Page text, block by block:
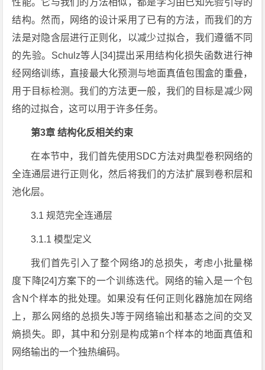
性能。它与我们的方法相似，都是学习由已知先验引导的
结构。然而，网络的设计采用了已有的方法，而我们的方
法是对隐含层进行正则化，以减少过拟合，我们遵循不同
的先验。Schulz等人[34]提出采用结构化损失函数进行神
经网络训练，直接最大化预测与地面真值包围盒的重叠，
用于目标检测。我们的方法更一般，我们的目标是减少网
络的过拟合，这可以用于许多任务。
第3章 结构化反相关约束
在本节中，我们首先使用SDC方法对典型卷积网络的
全连通层进行正则化，然后将我们的方法扩展到卷积层和
池化层。
3.1 规范完全连通层
3.1.1 模型定义
我们首先引入了整个网络J的总损失，考虑小批量梯
度下降[24]方案下的一个训练迭代。网络的输入是一个包
含N个样本的批处理。如果没有任何正则化器施加在网络
上，那么网络的总损失J等于网络输出和基态之间的交叉
熵损失。即，其中和分别是构成第n个样本的地面真值和
网络输出的一个独热编码。